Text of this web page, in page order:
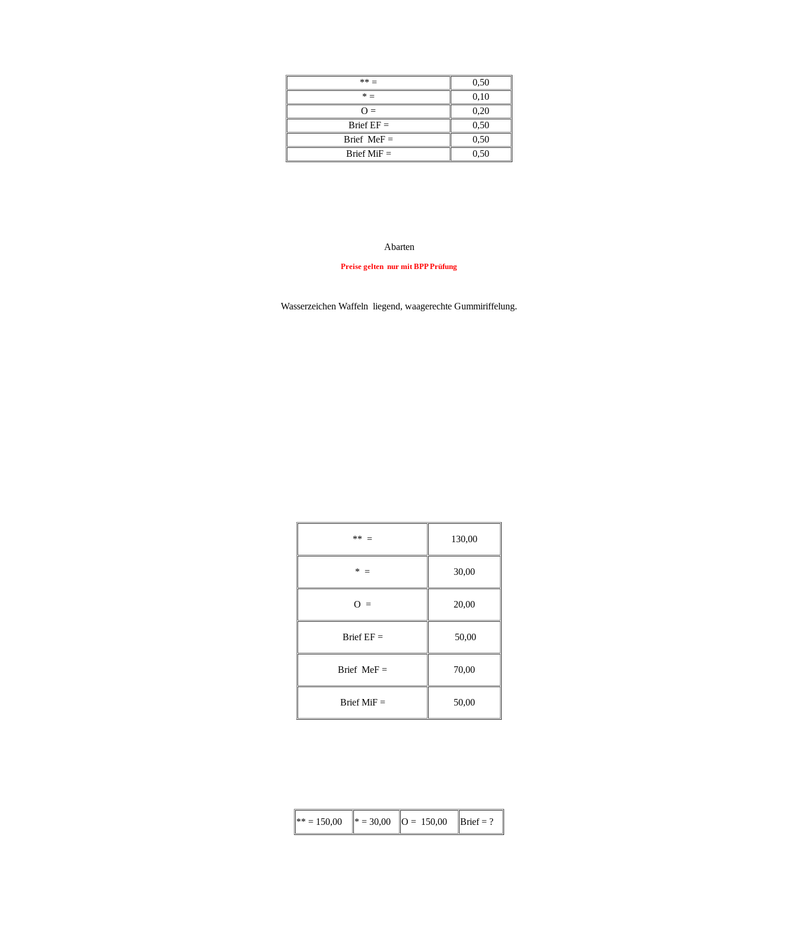
** =
0,50
* =
0,10
O =
0,20
Brief EF =
0,50
Brief MeF =
0,50
Brief MiF =
0,50
Abarten
Preise gelten nur mit BPP Prüfung
Wasserzeichen Waffeln liegend, waagerechte Gummiriffelung.
** = 130,00
* = 30,00
O = 20,00
Brief EF = 50,00
Brief MeF = 70,00
Brief MiF = 50,00
** = 150,00 * = 30,00 O = 150,00 Brief = ?